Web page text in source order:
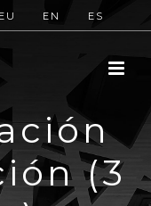
EU EN ES
(3